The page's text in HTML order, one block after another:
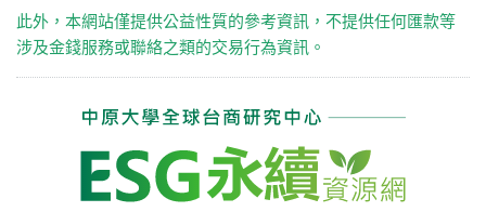
此外，本網站僅提供公益性質的參考資訊，不提供任何匯款等
涉及金錢服務或聯絡之類的交易行為資訊。